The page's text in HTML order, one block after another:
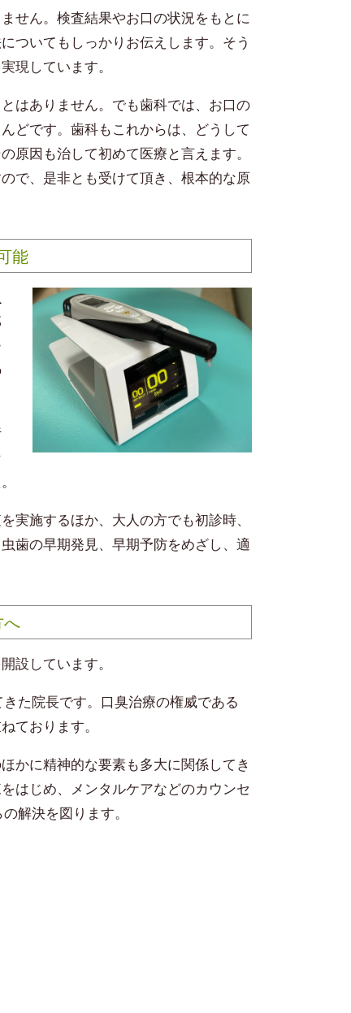
せん。検査結果やお口の状況をもとに
ついてもしっかりお伝えします。そう
現しています。
はありません。でも歯科では、お口の
どです。歯科もこれからは、どうして
原因も治して初めて医療と言えます。
で、是非とも受けて頂き、根本的な原
能
実施するほか、大人の方でも初診時、
歯の早期発見、早期予防をめざし、適
へ
設しています。
た院長です。口臭治療の権威である
ております。
かに精神的な要素も多大に関係してき
はじめ、メンタルケアなどのカウンセ
解決を図ります。